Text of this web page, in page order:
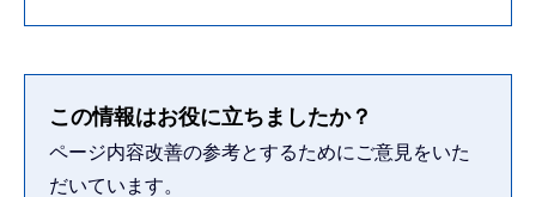
この情報はお役に立ちましたか？
ページ内容改善の参考とするためにご意見をいた
だいています。